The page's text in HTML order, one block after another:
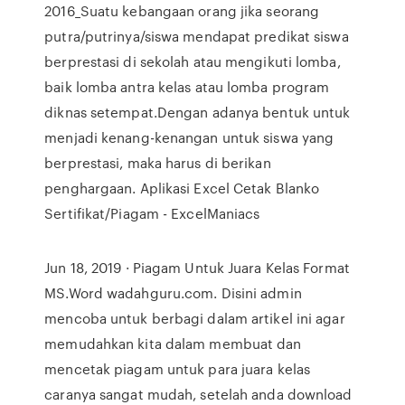
2016_Suatu kebangaan orang jika seorang
putra/putrinya/siswa mendapat predikat siswa
berprestasi di sekolah atau mengikuti lomba,
baik lomba antra kelas atau lomba program
diknas setempat.Dengan adanya bentuk untuk
menjadi kenang-kenangan untuk siswa yang
berprestasi, maka harus di berikan
penghargaan. Aplikasi Excel Cetak Blanko
Sertifikat/Piagam - ExcelManiacs
Jun 18, 2019 · Piagam Untuk Juara Kelas Format
MS.Word wadahguru.com. Disini admin
mencoba untuk berbagi dalam artikel ini agar
memudahkan kita dalam membuat dan
mencetak piagam untuk para juara kelas
caranya sangat mudah, setelah anda download